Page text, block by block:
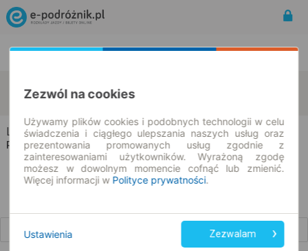
09.08.2026 | -- : --
Leśnictwo → Grudziądz
Rozkład jazdy i bilety
Zezwól na cookies
Używamy plików cookies i podobnych technologii w celu
świadczenia i ciągłego ulepszania naszych usług oraz
prezentowania promowanych usług zgodnie z
zainteresowaniami użytkowników. Wyrażoną zgodę
możesz w dowolnym momencie cofnąć lub zmienić.
Więcej informacji w Polityce prywatności.
Ustawienia Zezwalam